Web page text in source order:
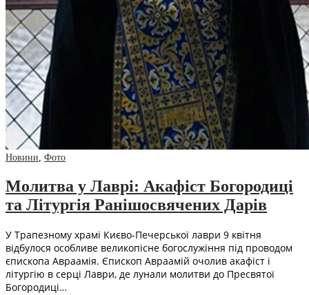
Новини, Фото
Молитва у Лаврі: Акафіст Богородиці
та Літургія Ранішосвячених Дарів
У Трапезному храмі Києво-Печерської лаври 9 квітня
відбулося особливе великопісне богослужіння під проводом
єпископа Авраамія. Єпископ Авраамій очолив акафіст і
літургію в серці Лаври, де лунали молитви до Пресвятої
Богородиці…